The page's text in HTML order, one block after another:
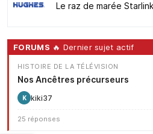
Le raz de marée
FORUMS 🔥 Dernier sujet actif
HISTOIRE DE LA TÉLÉVISION
Nos Ancêtres précurseurs
K kiki37
25 réponses